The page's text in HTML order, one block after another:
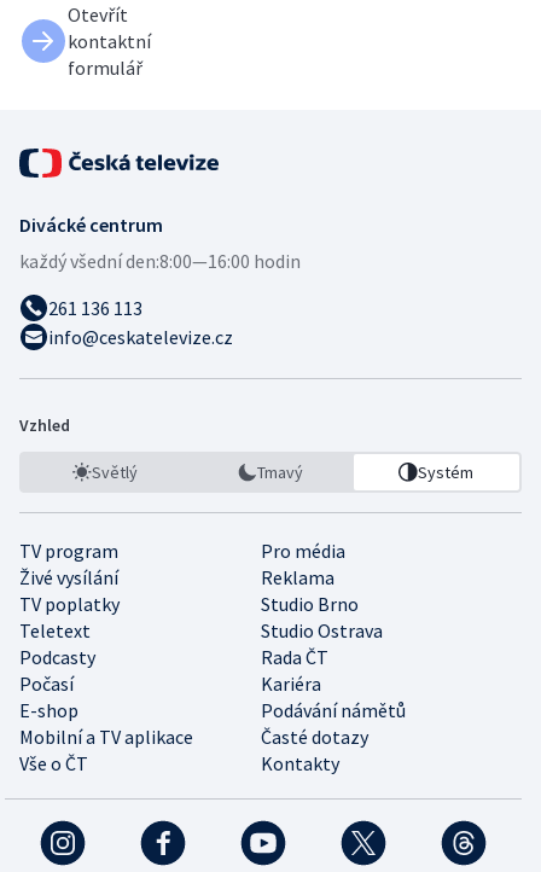
Otevřít
kontaktní
formulář
Divácké centrum
každý všední den:8:00—16:00 hodin
261 136 113
info@ceskatelevize.cz
Vzhled
Světlý Tmavý Systém
TV program
Pro média
Živé vysílání
Reklama
TV poplatky
Studio Brno
Teletext
Studio Ostrava
Podcasty
Rada ČT
Počasí
Kariéra
E-shop
Podávání námětů
Mobilní a TV aplikace
Časté dotazy
Vše o ČT
Kontakty